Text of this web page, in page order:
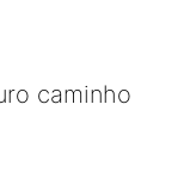
caminho